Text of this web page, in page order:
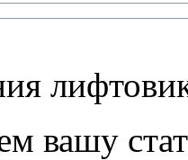
вашу